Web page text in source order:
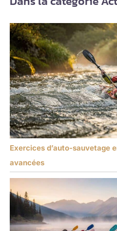
Exercices d’auto-sauvetage
avancées